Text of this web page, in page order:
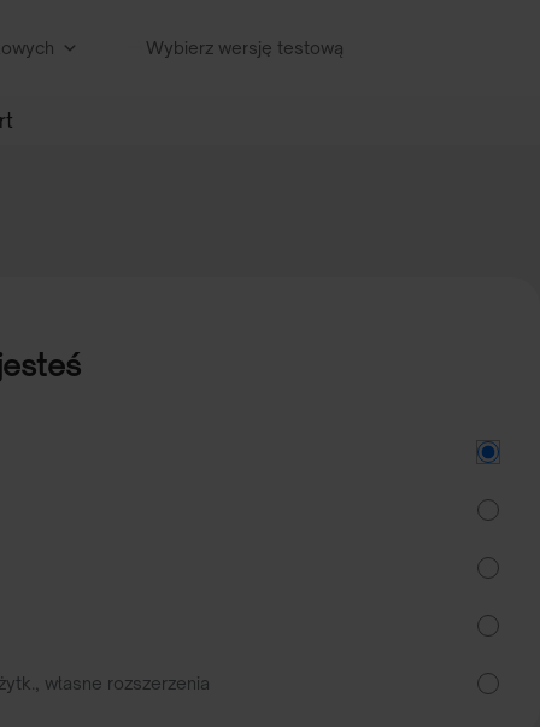
Wybierz wersję testową
własne rozszerzenia